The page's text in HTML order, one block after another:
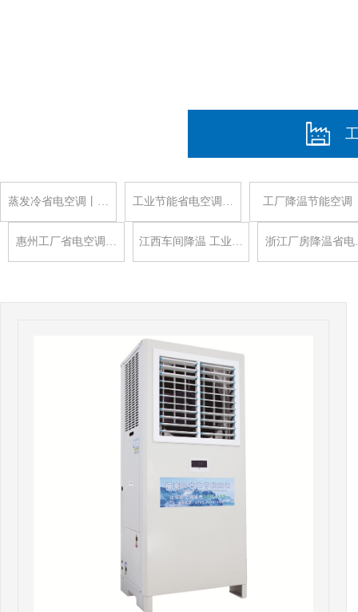
蒸发冷省电空调丨… 工业节能省电空调… 工厂降温节能空调
惠州工厂省电空调… 江西车间降温 工业… 浙江厂房降温省